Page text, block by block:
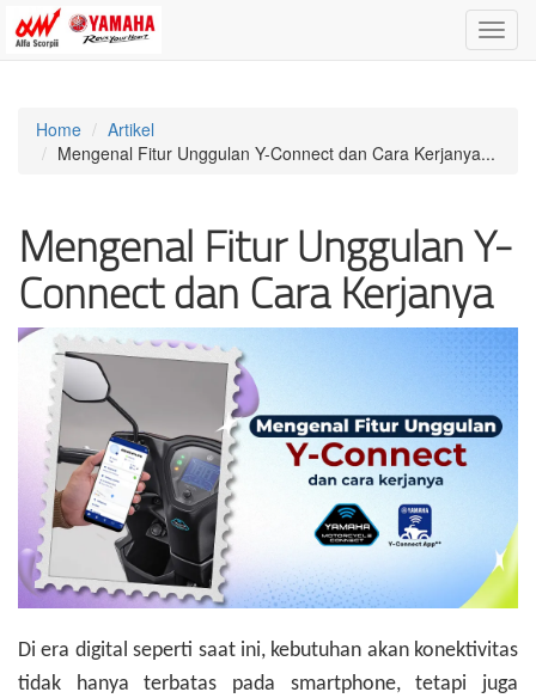
Toggle
Home
Artikel
Mengenal Fitur Unggulan Y-Connect dan Cara Kerjanya...
Mengenal Fitur Unggulan Y-
Connect dan Cara Kerjanya
Di era digital seperti saat ini, kebutuhan akan konektivitas
tidak hanya terbatas pada smartphone, tetapi juga